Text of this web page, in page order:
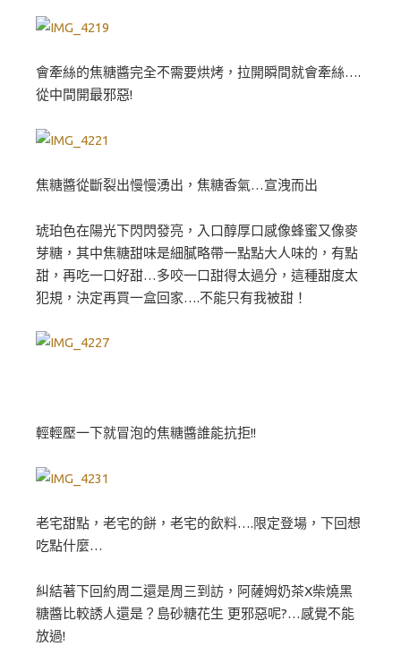
會牽絲的焦糖醬完全不需要烘烤，拉開瞬間就會牽絲….
從中間開最邪惡!
焦糖醬從斷裂出慢慢湧出，焦糖香氣…宣洩而出
琥珀色在陽光下閃閃發亮，入口醇厚口感像蜂蜜又像麥
芽糖，其中焦糖甜味是細膩略帶一點點大人味的，有點
甜，再吃一口好甜…多咬一口甜得太過分，這種甜度太
犯規，決定再買一盒回家….不能只有我被甜！
輕輕壓一下就冒泡的焦糖醬誰能抗拒!!
老宅甜點，老宅的餅，老宅的飲料….限定登場，下回想
吃點什麼…
糾結著下回約周二還是周三到訪，阿薩姆奶茶X柴燒黑
糖醬比較誘人還是？島砂糖花生 更邪惡呢?…感覺不能
放過!